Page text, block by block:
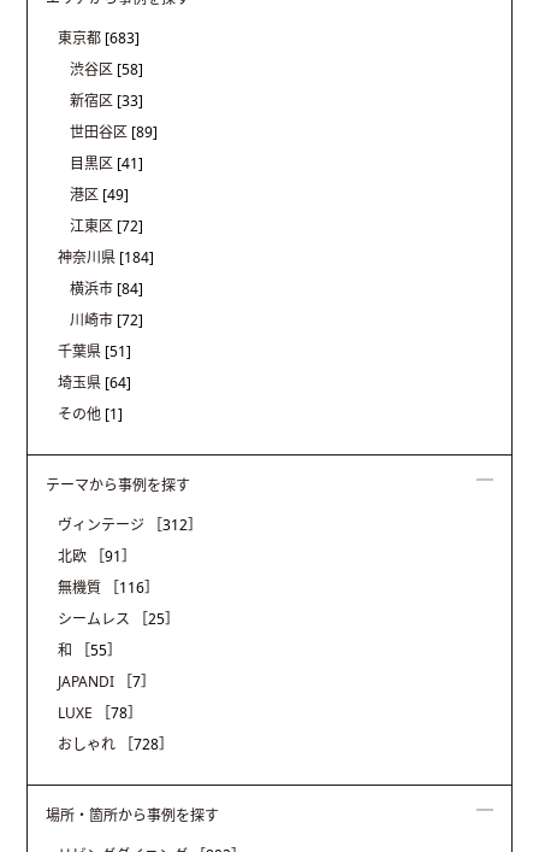
東京都 [683]
渋谷区 [58]
新宿区 [33]
世田谷区 [89]
目黒区 [41]
港区 [49]
江東区 [72]
神奈川県 [184]
横浜市 [84]
川崎市 [72]
千葉県 [51]
埼玉県 [64]
その他 [1]
テーマから事例を探す
ヴィンテージ
［312］
北欧
［91］
無機質
［116］
シームレス
［25］
和
［55］
JAPANDI
［7］
LUXE
［78］
おしゃれ
［728］
場所・箇所から事例を探す